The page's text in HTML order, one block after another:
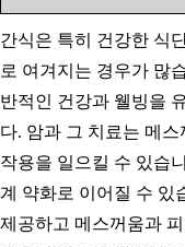
간식은 특히 건강한 식
로 여겨지는 경우가 많
반적인 건강과 웰빙을
다. 암과 그 치료는 메
작용을 일으킬 수 있습
계 약화로 이어질 수 있
제공하고 메스꺼움과